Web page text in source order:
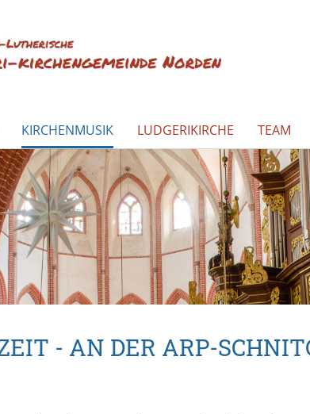
KIRCHENMUSIK LUDGERIKIRCHE TEAM
- AN DER ARP-